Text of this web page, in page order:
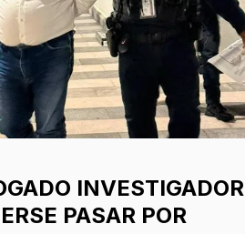
INVESTIGADOR
PASAR POR